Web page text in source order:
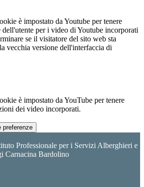
è impostato da Youtube per tenere
dell'utente per i video di Youtube incorporati
se il visitatore del sito web sta
vecchia versione dell'interfaccia di
è impostato da YouTube per tenere
dei video incorporati.
preferenze
Professionale per i Servizi Alberghieri e
Carnacina Bardolino